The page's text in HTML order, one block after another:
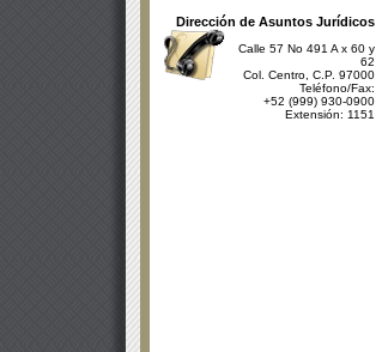
Dirección de Asuntos Jurídicos
Calle 57 No 491 A x 60 y
62
Col. Centro, C.P. 97000
Teléfono/Fax:
+52 (999) 930-0900
Extensión: 1151